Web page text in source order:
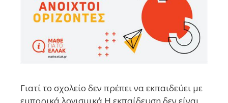
Γιατί το σχολείο δεν πρέπει να εκπαιδεύει με
εμπορικά λογισμικά Η εκπαίδευση δεν είναι